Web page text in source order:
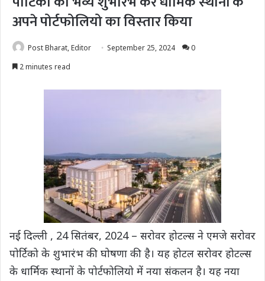
अपने पोर्टफोलियो का विस्‍तार किया
Post Bharat, Editor September 25, 2024
0
2 minutes read
नई दिल्ली , 24 सितंबर, 2024 – सरोवर होटल्स ने एमजे सरोवर
पोर्टिको के शुभारंभ की घोषणा की है। यह होटल सरोवर होटल्‍स
के धार्मिक स्‍थानों के पोर्टफोलियो में नया संकलन है। यह नया